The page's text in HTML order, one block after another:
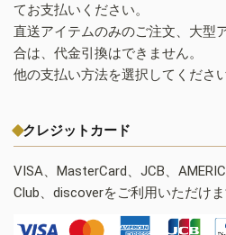
てお支払いください。
直送アイテムのみのご注文、大型
合は、代金引換はできません。
他の支払い方法を選択してください
クレジットカード
VISA、MasterCard、JCB、
Club、discoverをご利用いただけま